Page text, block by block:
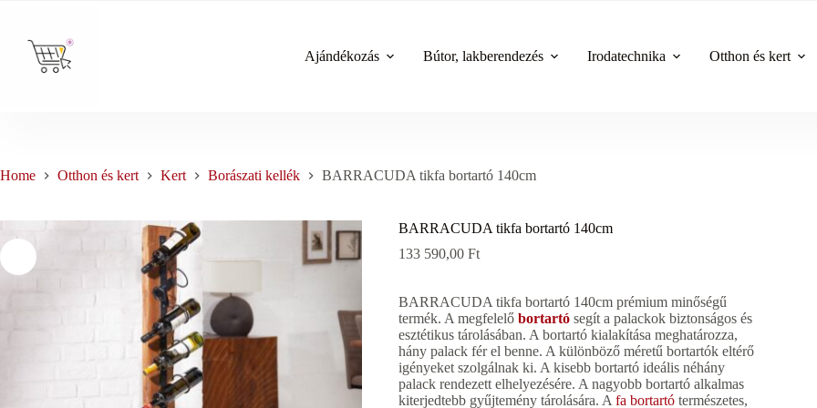
content
Ajándékozás
Bútor, lakberendezés Irodatechnika Otthon és kert
Home Otthon és kert Kert Borászati kellék BARRACUDA tikfa bortartó 140cm
BARRACUDA tikfa bortartó 140cm
133 590,00Ft
BARRACUDA tikfa bortartó 140cm prémium minőségű
termék. A megfelelőbortartó segít a palackok biztonságos és
esztétikus tárolásában. A bortartó kialakítása meghatározza,
hány palack fér el benne. A különböző méretű bortartók eltérő
igényeket szolgálnak ki. A kisebb bortartó ideális néhány
palack rendezett elhelyezésére. A nagyobb bortartó alkalmas
kiterjedtebb gyűjtemény tárolására. Afa bortartó természetes,